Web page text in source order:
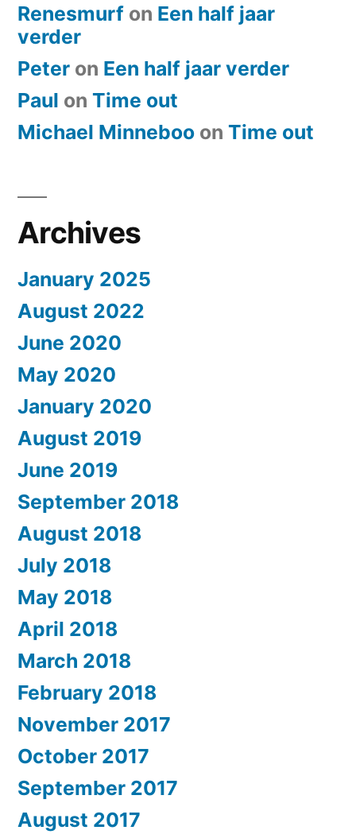
Renesmurf on Een half jaar
verder
Peter on Een half jaar verder
Paul on ​Time out
Michael Minneboo on ​Time out
Archives
January 2025
August 2022
June 2020
May 2020
January 2020
August 2019
June 2019
September 2018
August 2018
July 2018
May 2018
April 2018
March 2018
February 2018
November 2017
October 2017
September 2017
August 2017